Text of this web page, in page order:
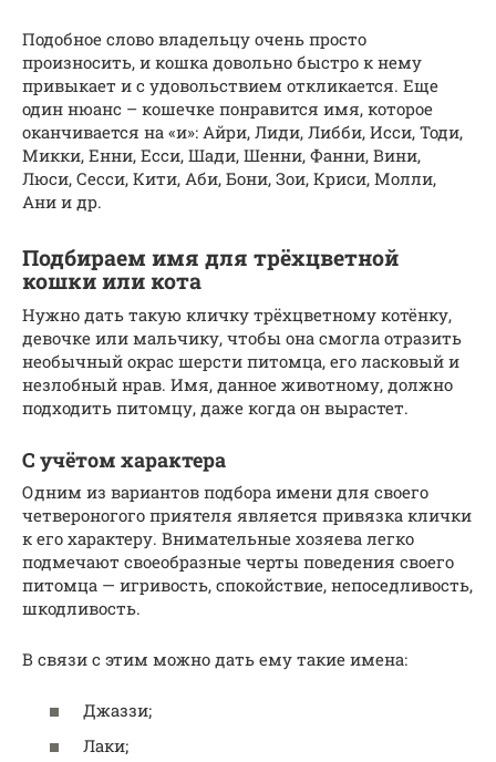
Подобное слово владельцу очень просто
произносить, и кошка довольно быстро к нему
привыкает и с удовольствием откликается. Еще
один нюанс – кошечке понравится имя, которое
оканчивается на «и»: Айри, Лиди, Либби, Исси, Тоди,
Микки, Енни, Есси, Шади, Шенни, Фанни, Вини,
Люси, Сесси, Кити, Аби, Бони, Зои, Криси, Молли,
Ани и др.
Подбираем имя для трёхцветной
кошки или кота
Нужно дать такую кличку трёхцветному котёнку,
девочке или мальчику, чтобы она смогла отразить
необычный окрас шерсти питомца, его ласковый и
незлобный нрав. Имя, данное животному, должно
подходить питомцу, даже когда он вырастет.
С учётом характера
Одним из вариантов подбора имени для своего
четвероногого приятеля является привязка клички
к его характеру. Внимательные хозяева легко
подмечают своеобразные черты поведения своего
питомца — игривость, спокойствие, непоседливость,
шкодливость.
В связи с этим можно дать ему такие имена:
Джаззи;
Лаки;